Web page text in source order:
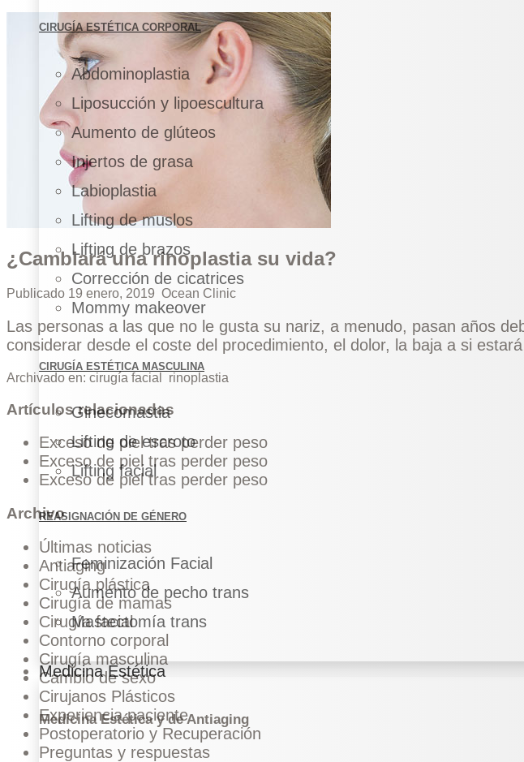
CIRUGÍA ESTÉTICA CORPORAL
Abdominoplastia
Liposucción y lipoescultura
Aumento de glúteos
Injertos de grasa
Labioplastia
Lifting de muslos
Lifting de brazos
Corrección de cicatrices
Mommy makeover
CIRUGÍA ESTÉTICA MASCULINA
Ginecomastia
Lifting de escroto
Lifting facial
REASIGNACIÓN DE GÉNERO
Feminización Facial
Aumento de pecho trans
Mastectomía trans
Medicina Estética
Medicina Estética y de Antiaging
¿Cambiará una rinoplastia su vida?
Publicado 19 enero, 2019 Ocean Clinic
Las personas a las que no le gusta su nariz, a menudo, pasan años
considerar desde el coste del procedimiento, el dolor, la baja a si
Archivado en: cirugía facial rinoplastia
Artículos relacionadas
Exceso de piel tras perder peso
Exceso de piel tras perder peso
Exceso de piel tras perder peso
Archivo
Últimas noticias
Antiaging
Cirugía plástica
Cirugía de mamas
Cirugía facial
Contorno corporal
Cirugía masculina
Cambio de sexo
Cirujanos Plásticos
Experiencia paciente
Postoperatorio y Recuperación
Preguntas y respuestas